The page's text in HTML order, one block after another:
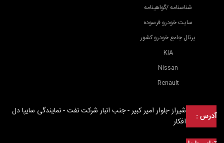
شناسنامه /گواهینامه
سایت خودرو فرسوده
پرتال جامع خودرو کشور
KIA
Nissan
Renault
آدرس :
شیراز -بلوار امیر کبیر - جنب انبار شرکت نفت - نمایندگی سایپا دل
افکار